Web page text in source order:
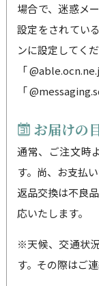
場合で、迷惑メ
設定をされてい
ンに設定してくだ
「
「
お届けの
通常、ご注文時
す。尚、お支払
返品交換は不良
応いたします。
※天候、交通状
す。その際はご